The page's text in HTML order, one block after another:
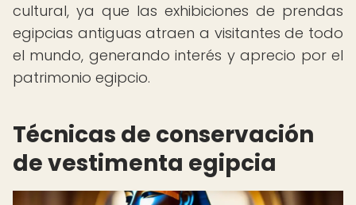
cultural, ya que las exhibiciones de prendas
egipcias antiguas atraen a visitantes de todo
el mundo, generando interés y aprecio por el
patrimonio egipcio.
Técnicas de conservación
de vestimenta egipcia